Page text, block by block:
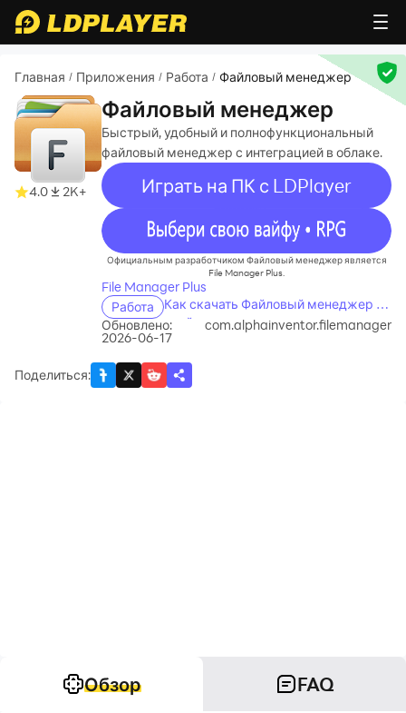
Главная / Приложения / Работа / Файловый менеджер
4.0 2K+
Файловый менеджер
Быстрый, удобный и полнофункциональный
файловый менеджер с интеграцией в облаке.
Играть на ПК с LDPlayer
recommend
Официальным разработчиком Файловый менеджер является
File Manager Plus.
File Manager Plus
Работа
Как скачать Файловый менеджер на
свой компьютер
Обновлено:
2026-06-17
com.alphainventor.filemanager
Поделиться:
Обзор FAQ